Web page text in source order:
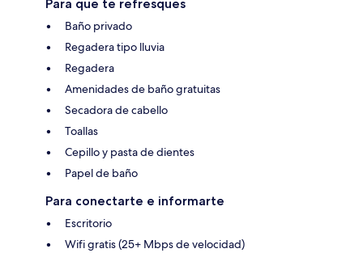
Para que te refresques
Baño privado
Regadera tipo lluvia
Regadera
Amenidades de baño gratuitas
Secadora de cabello
Toallas
Cepillo y pasta de dientes
Papel de baño
Para conectarte e informarte
Escritorio
Wifi gratis (25+ Mbps de velocidad)